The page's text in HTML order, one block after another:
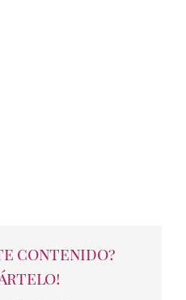
contenido?